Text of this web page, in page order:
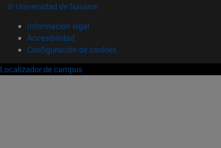
© Universidad de Navarra
Información legal
Accesibilidad
Configuración de cookies
Localizador de campus